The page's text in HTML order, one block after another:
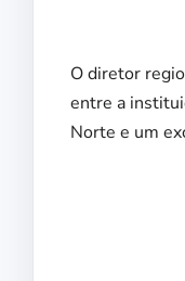
O diretor
entre a
Norte e um